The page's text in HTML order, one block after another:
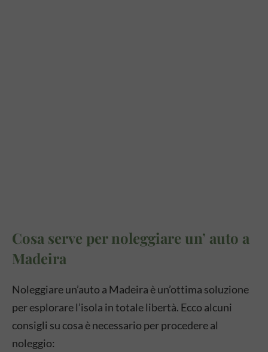
Cosa serve per noleggiare un’ auto a
Madeira
Noleggiare un’auto a Madeira è un’ottima soluzione
per esplorare l’isola in totale libertà. Ecco alcuni
consigli su cosa è necessario per procedere al
noleggio:​